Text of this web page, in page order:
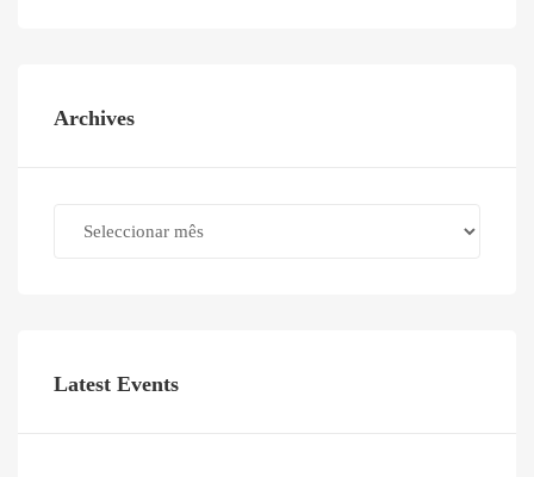
Archives
Latest Events